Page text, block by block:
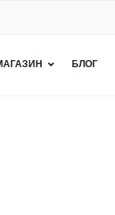
БЛОГ